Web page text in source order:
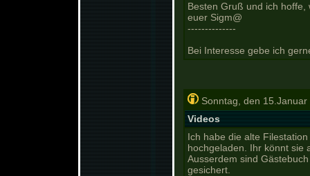
Besten Gruß und ich hoffe,
euer Sigm@
--------------
Bei Interesse gebe ich
Sonntag, den
Videos
Ich habe die alte
hochgeladen. Ihr könnt sie
Ausserdem sind
gesichert.